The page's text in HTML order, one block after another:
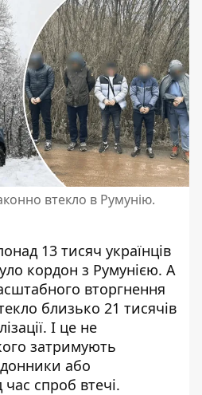
втекло в Румунію.
13 тисяч українців
кордон з Румунією. А
вторгнення
близько 21 тисячів
І це не
затримують
або
спроб втечі.